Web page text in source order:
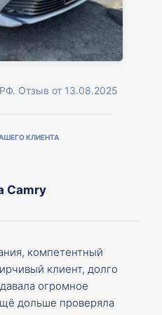
Отзыв от 13.08.2025
КЛИЕНТА
Camry
компетентный
клиент, долго
огромное
дольше проверяла